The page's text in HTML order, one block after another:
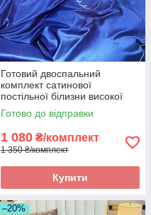
Готовий двоспальний
комплект сатинової
постільної білизни високої
якості Розмір 2.0
Готово до відправки
1 080 ₴/комплект
1 350 ₴/комплект
Купити
–20%